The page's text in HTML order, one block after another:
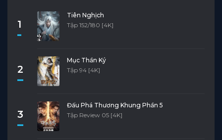
1
Tiên Nghịch
Tập 152/180 [4K]
2
Mục Thần Ký
Tập 94 [4K]
3
Đấu Phá Thương Khung Phần 5
Tập Review 05 [4K]